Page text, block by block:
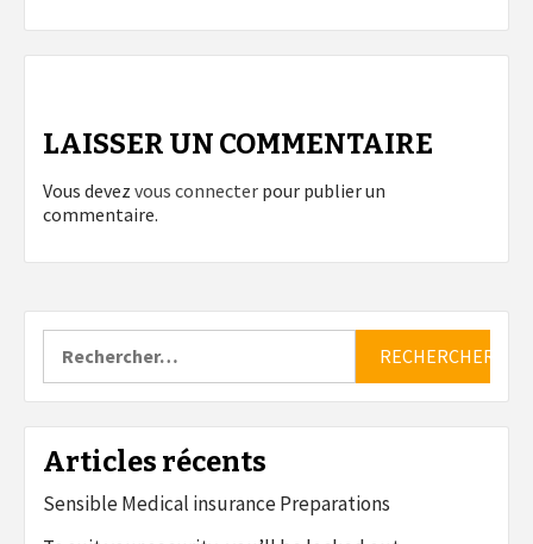
LAISSER UN COMMENTAIRE
Vous devez vous connecter pour publier un
commentaire.
Articles récents
Sensible Medical insurance Preparations